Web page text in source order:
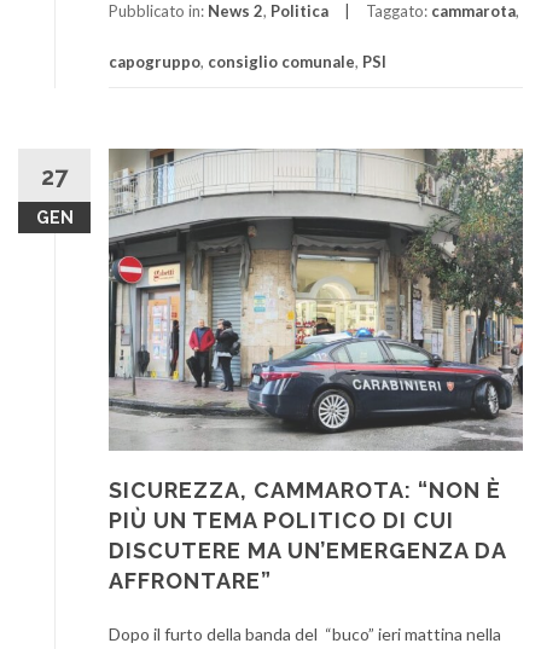
Pubblicato in: News 2, Politica Taggato: cammarota,
capogruppo, consiglio comunale, PSI
27
GEN
SICUREZZA, CAMMAROTA: “NON È
PIÙ UN TEMA POLITICO DI CUI
DISCUTERE MA UN’EMERGENZA DA
AFFRONTARE”
Dopo il furto della banda del “buco” ieri mattina nella